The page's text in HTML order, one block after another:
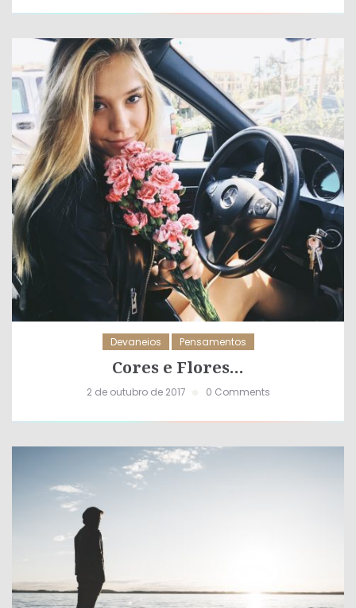
Devaneios Pensamentos
Cores e Flores…
2 de outubro de 2017 0 Comments